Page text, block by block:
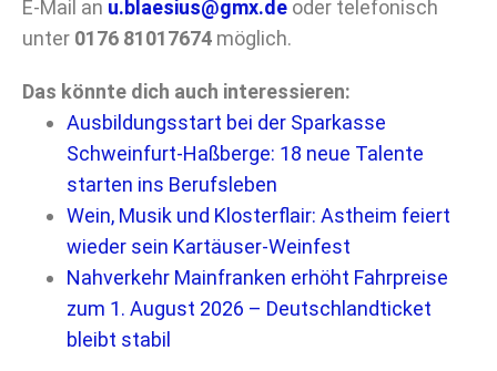
E-Mail an u.blaesius@gmx.de oder telefonisch
unter 0176 81017674 möglich.
Das könnte dich auch interessieren:
Ausbildungsstart bei der Sparkasse
Schweinfurt-Haßberge: 18 neue Talente
starten ins Berufsleben
Wein, Musik und Klosterflair: Astheim feiert
wieder sein Kartäuser-Weinfest
Nahverkehr Mainfranken erhöht Fahrpreise
zum 1. August 2026 – Deutschlandticket
bleibt stabil